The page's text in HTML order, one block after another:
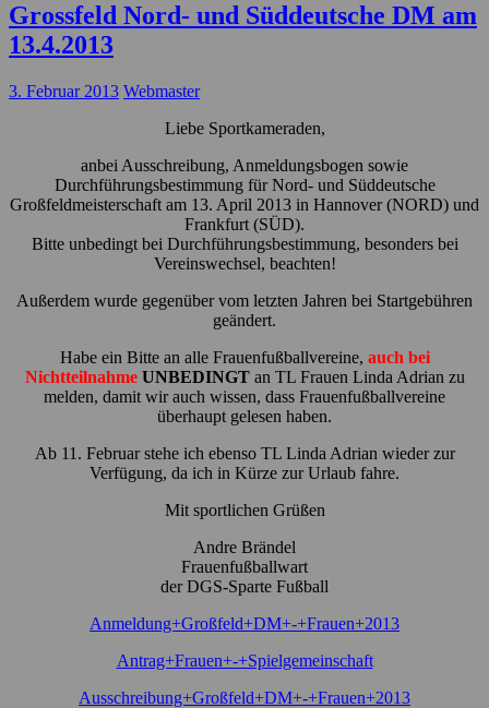
Grossfeld Nord- und Süddeutsche DM am
13.4.2013
3. Februar 2013 Webmaster
Liebe Sportkameraden,
anbei Ausschreibung, Anmeldungsbogen sowie
Durchführungsbestimmung für Nord- und Süddeutsche
Großfeldmeisterschaft am 13. April 2013 in Hannover (NORD) und
Frankfurt (SÜD).
Bitte unbedingt bei Durchführungsbestimmung, besonders bei
Vereinswechsel, beachten!
Außerdem wurde gegenüber vom letzten Jahren bei Startgebühren
geändert.
Habe ein Bitte an alle Frauenfußballvereine, auch bei
Nichtteilnahme UNBEDINGTan TL Frauen Linda Adrian zu
melden, damit wir auch wissen, dass Frauenfußballvereine
überhaupt gelesen haben.
Ab 11. Februar stehe ich ebenso TL Linda Adrian wieder zur
Verfügung, da ich in Kürze zur Urlaub fahre.
Mit sportlichen Grüßen
Andre Brändel
Frauenfußballwart
der DGS-Sparte Fußball
Anmeldung+Großfeld+DM+-+Frauen+2013
Antrag+Frauen+-+Spielgemeinschaft
Ausschreibung+Großfeld+DM+-+Frauen+2013